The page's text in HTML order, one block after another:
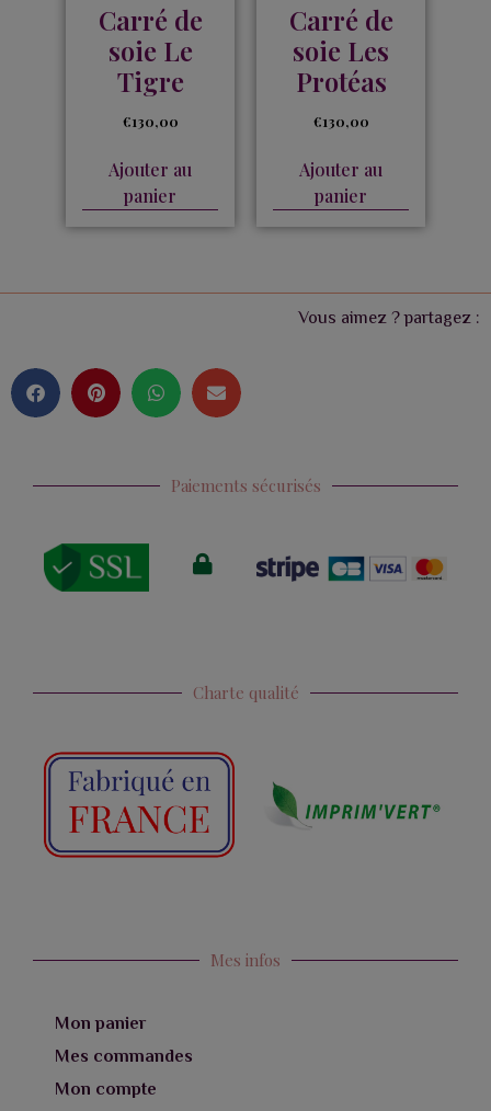
Carré de
soie Le
Tigre
€130,00
Ajouter au
panier
Carré de
soie Les
Protéas
€130,00
Ajouter au
panier
Vous aimez ? partagez :
Paiements sécurisés
Charte qualité
Mes infos
Mon panier
Mes commandes
Mon compte